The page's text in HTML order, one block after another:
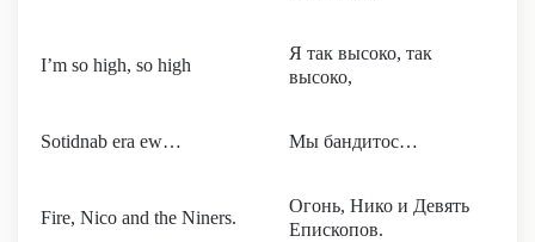
I’m so high, so high
Я так высоко, так
высоко,
Sotidnab era ew… Мы бандитос…
Fire, Nico and the Niners.
Огонь, Нико и Девять
Епископов.